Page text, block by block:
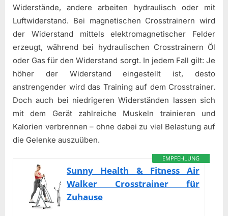
Widerstände, andere arbeiten hydraulisch oder mit
Luftwiderstand. Bei magnetischen Crosstrainern wird
der Widerstand mittels elektromagnetischer Felder
erzeugt, während bei hydraulischen Crosstrainern Öl
oder Gas für den Widerstand sorgt. In jedem Fall gilt: Je
höher der Widerstand eingestellt ist, desto
anstrengender wird das Training auf dem Crosstrainer.
Doch auch bei niedrigeren Widerständen lassen sich
mit dem Gerät zahlreiche Muskeln trainieren und
Kalorien verbrennen – ohne dabei zu viel Belastung auf
die Gelenke auszuüben.
EMPFEHLUNG
Sunny Health & Fitness Air
Walker Crosstrainer für
Zuhause